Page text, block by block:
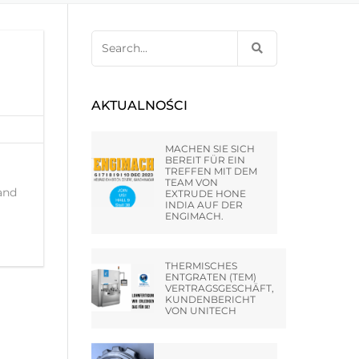
for:
AKTUALNOŚCI
MACHEN SIE SICH
BEREIT FÜR EIN
TREFFEN MIT DEM
TEAM VON
EXTRUDE HONE
INDIA AUF DER
ENGIMACH.
THERMISCHES
ENTGRATEN (TEM)
VERTRAGSGESCHÄFT,
KUNDENBERICHT
VON UNITECH